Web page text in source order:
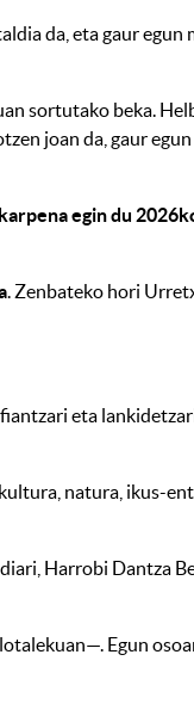
da, eta gaur
sortutako beka.
joan da, gaur
egin du
. Zenbateko hori
eta
natura, ikus-
Harrobi Dantza
Egun